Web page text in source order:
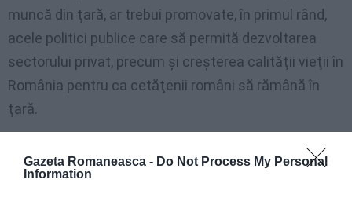
Gazeta Romaneasca - Do Not Process My Personal
Information
muncă din ţară, ar trebui promovate, în primul rând,
acele politici publice care să permită dezvoltarea
sectorului privat, precum şi creşterea calităţii vieţii în
România pentru ca cetăţenii români să rămână în
ţară.
Vicepreşedintele Uniunii Europene a IMM-urilor, Florin
Jianu, a arătat că în acest moment România are un